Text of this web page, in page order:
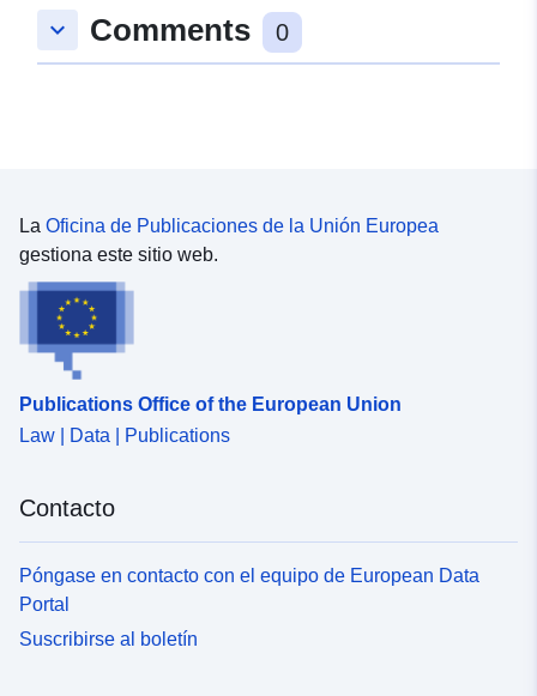
keyboard_arrow_down Comments 0
La Oficina de Publicaciones de la Unión Europea
gestiona este sitio web.
Publications Office of the European Union
Law | Data | Publications
Contacto
Póngase en contacto con el equipo de European Data
Portal
Suscribirse al boletín